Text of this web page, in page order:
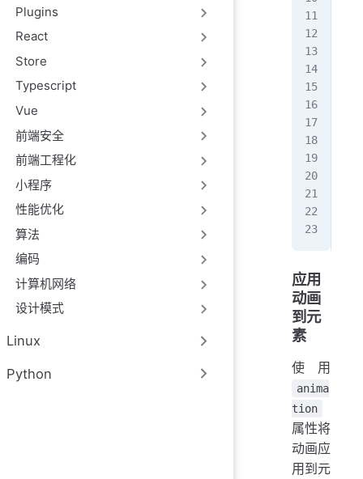
Plugins
React
Store
Typescript
Vue
前端安全
前端工程化
小程序
性能优化
算法
编码
计算机网络
设计模式
Linux
Python
应用
动画
到元
素
使用
anima
tion
属性将
动画应
用到元